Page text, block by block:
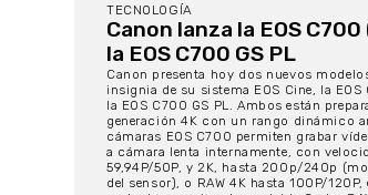
TECNOLOGÍA
Canon lanza la EOS
la EOS C700 GS PL
Canon presenta hoy dos nuevos
insignia de su sistema EOS Cine, la
la EOS C700 GS PL. Ambos están
generación 4K con un rango dinámico
cámaras EOS C700 permiten grabar
a cámara lenta internamente, con
59,94P/50P, y 2K, hasta 200p/240p
del sensor), o RAW 4K hasta 100P/120P,